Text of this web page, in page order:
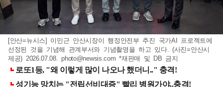
[안산=뉴시스] 이민근 안산시장이 행정안전부 추진 국가AI 프로젝트에
선정된 것을 기념해 관계부서와 기념촬영을 하고 있다. (사진=안산시
제공) 2026.07.08.photo@newsis.com *재판매 및 DB 금지